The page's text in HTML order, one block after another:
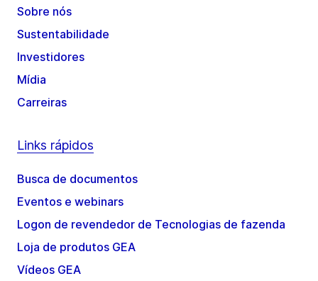
Sobre nós
Sustentabilidade
Investidores
Mídia
Carreiras
Links rápidos
Busca de documentos
Eventos e webinars
Logon de revendedor de Tecnologias de fazenda
Loja de produtos GEA
Vídeos GEA